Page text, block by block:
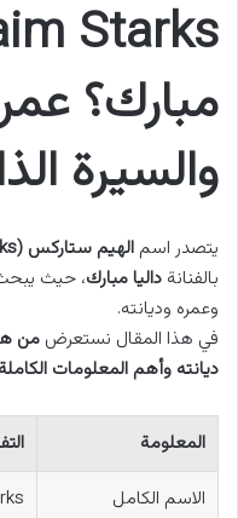
مبارك؟
والسيرة
يتصدر اسم الهيم ستاركس (Haim Starks)
بالفنانة داليا مبارك، حيث
وعمره وديانته.
في هذا المقال نستعرض من
ديانته وأهم المعلومات
المعلومة
الاسم الكامل